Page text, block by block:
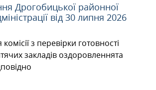
Дрогобицької районної
від 30 липня 2026
з перевірки готовності
закладів оздоровленнята